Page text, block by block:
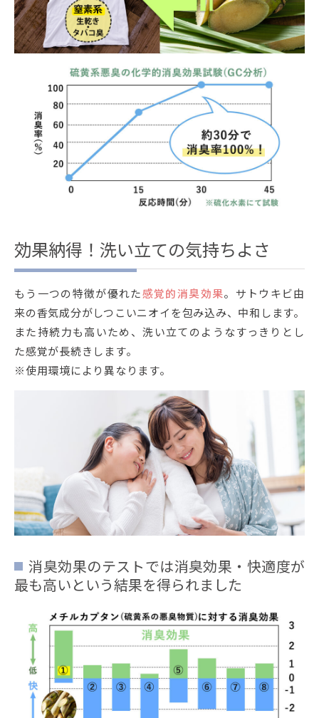
効果納得！洗い立ての気持ちよさ
もう一つの特徴が優れた感覚的消臭効果。サトウキビ由
来の香気成分がしつこいニオイを包み込み、中和します。
また持続力も高いため、洗い立てのようなすっきりとし
た感覚が長続きします。
※使用環境により異なります。
消臭効果のテストでは消臭効果・快適度が
最も高いという結果を得られました